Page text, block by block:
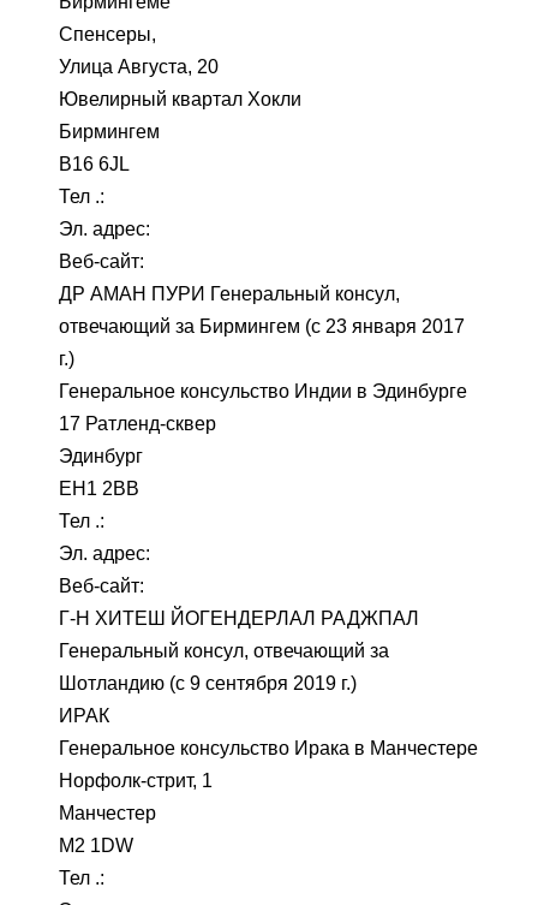
Спенсеры,
Улица Августа, 20
Ювелирный квартал Хокли
Бирмингем
B16 6JL
Тел .:
Эл. адрес:
Веб-сайт:
ДР АМАН ПУРИ Генеральный консул,
отвечающий за Бирмингем (с 23 января 2017
г.)
Генеральное консульство Индии в Эдинбурге
17 Ратленд-сквер
Эдинбург
EH1 2BB
Тел .:
Эл. адрес:
Веб-сайт:
Г-Н ХИТЕШ ЙОГЕНДЕРЛАЛ РАДЖПАЛ
Генеральный консул, отвечающий за
Шотландию (с 9 сентября 2019 г.)
ИРАК
Генеральное консульство Ирака в Манчестере
Норфолк-стрит, 1
Манчестер
M2 1DW
Тел .: